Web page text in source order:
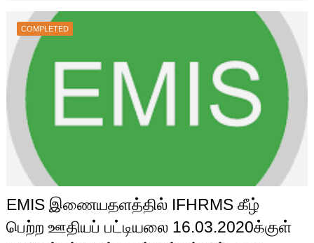
COMPLETED
EMIS இணையதளத்தில் IFHRMS கீழ்
பெற்ற ஊதியப் பட்டியலை 16.03.2020க்குள்